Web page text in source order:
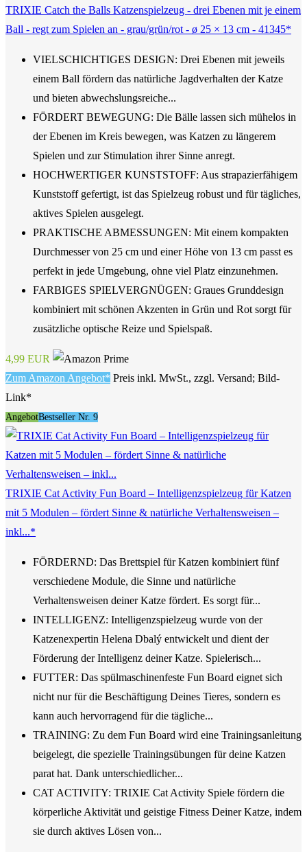
TRIXIE Catch the Balls Katzenspielzeug - drei Ebenen mit je einem
Ball - regt zum Spielen an - grau/grün/rot - ø 25 × 13 cm - 41345*
VIELSCHICHTIGES DESIGN: Drei Ebenen mit jeweils
einem Ball fördern das natürliche Jagdverhalten der Katze
und bieten abwechslungsreiche...
FÖRDERT BEWEGUNG: Die Bälle lassen sich mühelos in
der Ebenen im Kreis bewegen, was Katzen zu längerem
Spielen und zur Stimulation ihrer Sinne anregt.
HOCHWERTIGER KUNSTSTOFF: Aus strapazierfähigem
Kunststoff gefertigt, ist das Spielzeug robust und für tägliches,
aktives Spielen ausgelegt.
PRAKTISCHE ABMESSUNGEN: Mit einem kompakten
Durchmesser von 25 cm und einer Höhe von 13 cm passt es
perfekt in jede Umgebung, ohne viel Platz einzunehmen.
FARBIGES SPIELVERGNÜGEN: Graues Grunddesign
kombiniert mit schönen Akzenten in Grün und Rot sorgt für
zusätzliche optische Reize und Spielspaß.
4,99 EUR
Zum Amazon Angebot* Preis inkl. MwSt., zzgl. Versand; Bild-
Link*
AngebotBestseller Nr. 9
TRIXIE Cat Activity Fun Board – Intelligenzspielzeug für Katzen
mit 5 Modulen – fördert Sinne & natürliche Verhaltensweisen –
inkl...*
FÖRDERND: Das Brettspiel für Katzen kombiniert fünf
verschiedene Module, die Sinne und natürliche
Verhaltensweisen deiner Katze fördert. Es sorgt für...
INTELLIGENZ: Intelligenzspielzeug wurde von der
Katzenexpertin Helena Dbalý entwickelt und dient der
Förderung der Intelligenz deiner Katze. Spielerisch...
FUTTER: Das spülmaschinenfeste Fun Board eignet sich
nicht nur für die Beschäftigung Deines Tieres, sondern es
kann auch hervorragend für die tägliche...
TRAINING: Zu dem Fun Board wird eine Trainingsanleitung
beigelegt, die spezielle Trainingsübungen für deine Katzen
parat hat. Dank unterschiedlicher...
CAT ACTIVITY: TRIXIE Cat Activity Spiele fördern die
körperliche Aktivität und geistige Fitness Deiner Katze, indem
sie durch aktives Lösen von...